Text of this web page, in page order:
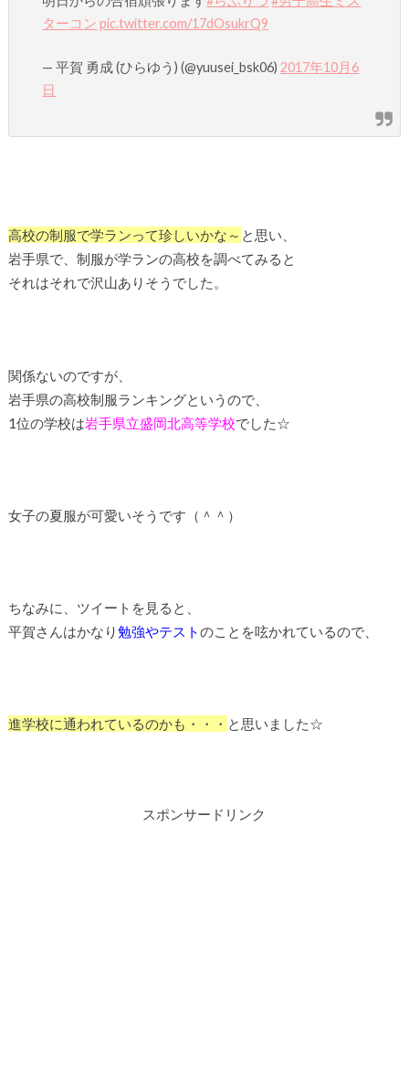
ターコン pic.twitter.com/17dOsukrQ9
— 平賀 勇成 (ひらゆう) (@yuusei_bsk06)2017年10月6
日
高校の制服で学ランって珍しいかな～ と思い、
岩手県で、制服が学ランの高校を調べてみると
それはそれで沢山ありそうでした。
関係ないのですが、
岩手県の高校制服ランキングというので、
1位の学校は岩手県立盛岡北高等学校でした☆
女子の夏服が可愛いそうです（＾＾）
ちなみに、ツイートを見ると、
平賀さんはかなり勉強やテストのことを呟かれているので、
進学校に通われているのかも・・・ と思いました☆
スポンサードリンク